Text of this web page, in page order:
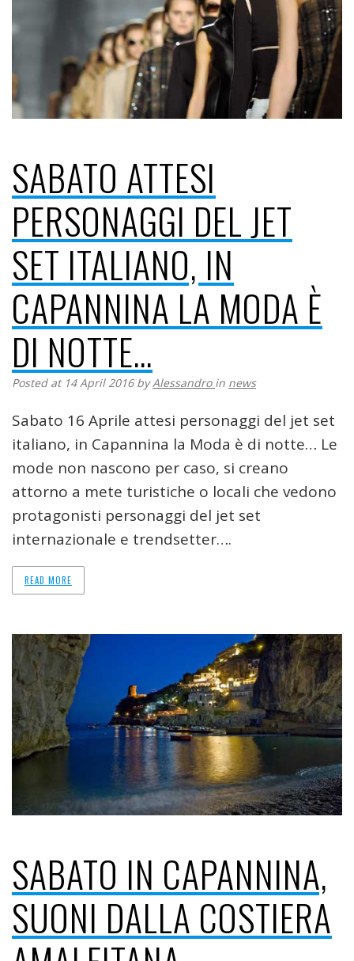
SABATO ATTESI
PERSONAGGI DEL JET
SET ITALIANO, IN
CAPANNINA LA MODA È
DI NOTTE…
Posted at 14 April 2016 byAlessandro in news
Sabato 16 Aprile attesi personaggi del jet set
italiano, in Capannina la Moda è di notte… Le
mode non nascono per caso, si creano
attorno a mete turistiche o locali che vedono
protagonisti personaggi del jet set
internazionale e trendsetter….
READ MORE
SABATO IN CAPANNINA,
SUONI DALLA COSTIERA